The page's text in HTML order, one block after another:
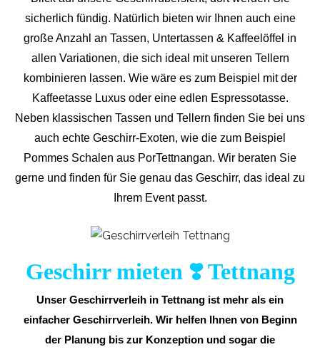
sicherlich fündig. Natürlich bieten wir Ihnen auch eine
große Anzahl an Tassen, Untertassen & Kaffeelöffel in
allen Variationen, die sich ideal mit unseren Tellern
kombinieren lassen. Wie wäre es zum Beispiel mit der
Kaffeetasse Luxus oder eine edlen Espressotasse.
Neben klassischen Tassen und Tellern finden Sie bei uns
auch echte Geschirr-Exoten, wie die zum Beispiel
Pommes Schalen aus PorTettnangan. Wir beraten Sie
gerne und finden für Sie genau das Geschirr, das ideal zu
Ihrem Event passt.
Geschirr mieten ❣️ Tettnang
Unser Geschirrverleih in Tettnang ist mehr als ein
einfacher Geschirrverleih. Wir helfen Ihnen von Beginn
der Planung bis zur Konzeption und sogar die